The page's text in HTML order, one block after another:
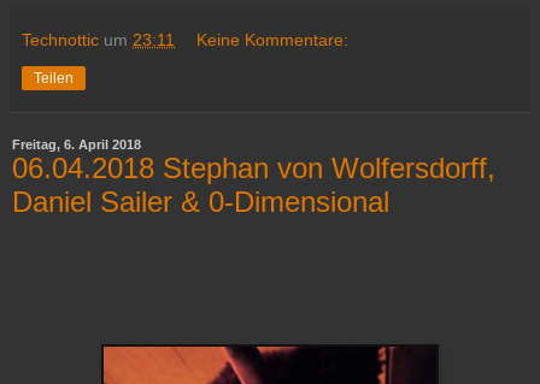
Technottic um 23:11 Keine Kommentare:
Teilen
Freitag, 6. April 2018
06.04.2018 Stephan von Wolfersdorff,
Daniel Sailer & 0-Dimensional